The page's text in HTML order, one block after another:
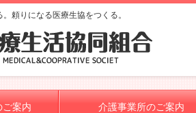
頼りになる医療生協をつくる。
ご案内 介護事業所のご案内